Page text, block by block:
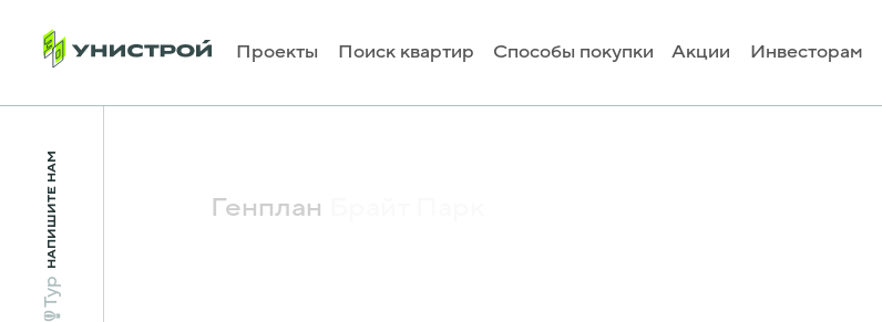
Проекты Поиск квартир Способы покупки Акции Инвесторам
НАПИШИТЕ НАМ
Тур
Генплан